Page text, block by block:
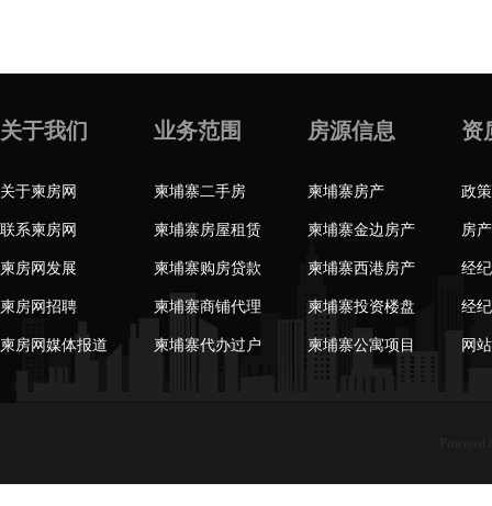
关于我们
关于柬房网
联系柬房网
柬房网发展
柬房网招聘
柬房网媒体报道
业务范围
柬埔寨二手房
柬埔寨房屋租赁
柬埔寨购房贷款
柬埔寨商铺代理
柬埔寨代办过户
房源信息
柬埔寨房产
柬埔寨金边房产
柬埔寨西港房产
柬埔寨投资楼盘
柬埔寨公寓项目
资
政
房
经
经
网